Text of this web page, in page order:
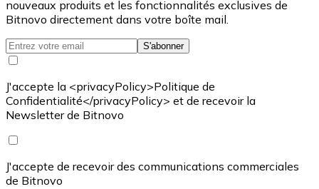
nouveaux produits et les fonctionnalités exclusives de
Bitnovo directement dans votre boîte mail.
S'abonner
J'accepte la <privacyPolicy>Politique de
Confidentialité</privacyPolicy> et de recevoir la
Newsletter de Bitnovo
J'accepte de recevoir des communications commerciales
de Bitnovo